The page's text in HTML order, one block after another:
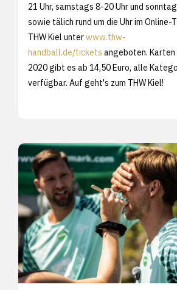
21 Uhr, samstags 8-20 Uhr und
sowie tälich rund um die Uhr im Online-
THW Kiel unterwww.thw-
handball.de/tickets angeboten.
2020 gibt es ab 14,50 Euro, alle
verfügbar. Auf geht's zum THW Kiel!